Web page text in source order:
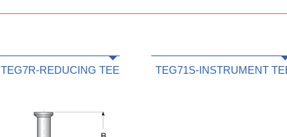
TEG71S-INSTRUMENT
TEG7R-REDUCING TEE